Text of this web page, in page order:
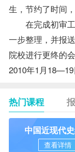
生，节约了时间
在完成初审工
一步整理，并报
院校进行更终的
2010年1月18—19
热门课程
中国近现代
查看详情